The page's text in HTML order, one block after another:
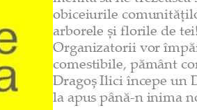
obiceiurile
arborele și florile de tei!
Organizatorii vor
comestibile, pământ
Dragoș Ilici începe un
la apus până-n inima